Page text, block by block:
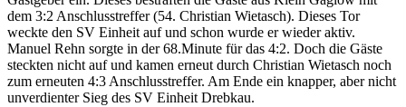
dem 3:2 Anschlusstreffer (54. Christian Wietasch). Dieses Tor
weckte den SV Einheit auf und schon wurde er wieder aktiv.
Manuel Rehn sorgte in der 68.Minute für das 4:2. Doch die Gäste
steckten nicht auf und kamen erneut durch Christian Wietasch noch
zum erneuten 4:3 Anschlusstreffer. Am Ende ein knapper, aber nicht
unverdienter Sieg des SV Einheit Drebkau.